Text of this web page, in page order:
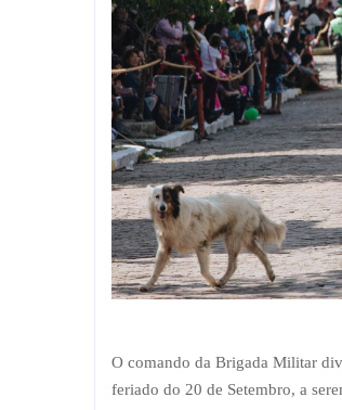
O comando da Brigada Militar
feriado do 20 de Setembro, a